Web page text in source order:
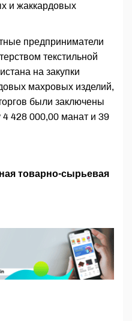
и жаккардовых
предприниматели
текстильной
на закупки
махровых изделий,
были заключены
428 000,00 манат и 39
товарно-сырьевая